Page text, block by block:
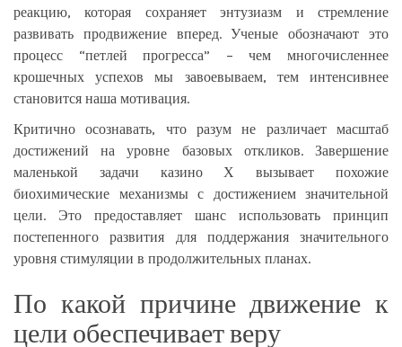
реакцию, которая сохраняет энтузиазм и стремление
развивать продвижение вперед. Ученые обозначают это
процесс “петлей прогресса” – чем многочисленнее
крошечных успехов мы завоевываем, тем интенсивнее
становится наша мотивация.
Критично осознавать, что разум не различает масштаб
достижений на уровне базовых откликов. Завершение
маленькой задачи казино Х вызывает похожие
биохимические механизмы с достижением значительной
цели. Это предоставляет шанс использовать принцип
постепенного развития для поддержания значительного
уровня стимуляции в продолжительных планах.
По какой причине движение к
цели обеспечивает веру